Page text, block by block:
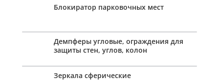
Блокиратор парковочных мест
Демпферы угловые, ограждения для
защиты стен, углов, колон
Зеркала сферические